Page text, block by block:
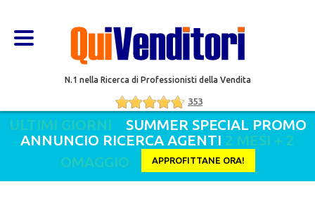
N.1 nella Ricerca di Professionisti della Vendita
353
ULTIMI GIORNI SUMMER SPECIAL PROMO
ANNUNCIO RICERCA AGENTI 2 MESI + 2
OMAGGIO
APPROFITTANE ORA!